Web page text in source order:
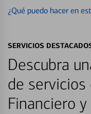
¿Qué puedo hacer en
SERVICIOS
Descubra
de
Financiero